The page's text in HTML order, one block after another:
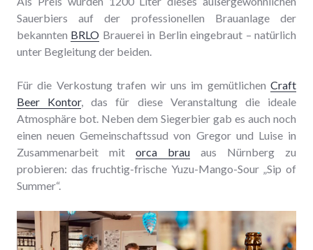
Sauerbiers auf der professionellen Brauanlage der
bekannten BRLO Brauerei in Berlin eingebraut – natürlich
unter Begleitung der beiden.
Für die Verkostung trafen wir uns im gemütlichen Craft
Beer Kontor, das für diese Veranstaltung die ideale
Atmosphäre bot. Neben dem Siegerbier gab es auch noch
einen neuen Gemeinschaftssud von Gregor und Luise in
Zusammenarbeit mit orca brau aus Nürnberg zu
probieren: das fruchtig-frische Yuzu-Mango-Sour „Sip of
Summer“.